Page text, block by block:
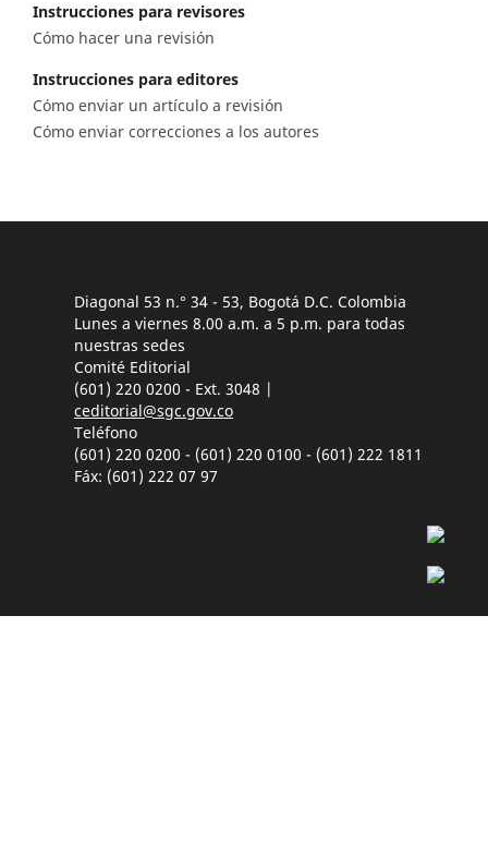
Instrucciones para revisores
Cómo hacer una revisión
Instrucciones para editores
Cómo enviar un artículo a revisión
Cómo enviar correcciones a los autores
Diagonal 53 n.° 34 - 53, Bogotá D.C. Colombia
Lunes a viernes 8.00 a.m. a 5 p.m. para todas
nuestras sedes
Comité Editorial
(601) 220 0200 - Ext. 3048 |
ceditorial@sgc.gov.co
Teléfono
(601) 220 0200 - (601) 220 0100 - (601) 222 1811
Fáx: (601) 222 07 97